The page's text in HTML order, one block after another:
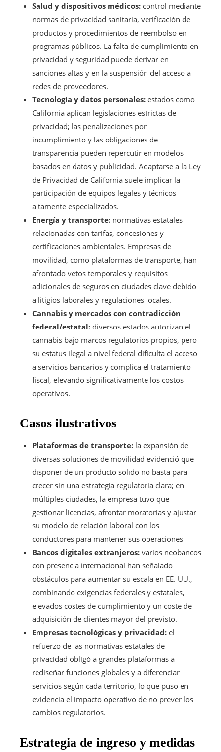
Salud y dispositivos médicos: control mediante
normas de privacidad sanitaria, verificación de
productos y procedimientos de reembolso en
programas públicos. La falta de cumplimiento en
privacidad y seguridad puede derivar en
sanciones altas y en la suspensión del acceso a
redes de proveedores.
Tecnología y datos personales: estados como
California aplican legislaciones estrictas de
privacidad; las penalizaciones por
incumplimiento y las obligaciones de
transparencia pueden repercutir en modelos
basados en datos y publicidad. Adaptarse a la Ley
de Privacidad de California suele implicar la
participación de equipos legales y técnicos
altamente especializados.
Energía y transporte: normativas estatales
relacionadas con tarifas, concesiones y
certificaciones ambientales. Empresas de
movilidad, como plataformas de transporte, han
afrontado vetos temporales y requisitos
adicionales de seguros en ciudades clave debido
a litigios laborales y regulaciones locales.
Cannabis y mercados con contradicción
federal/estatal: diversos estados autorizan el
cannabis bajo marcos regulatorios propios, pero
su estatus ilegal a nivel federal dificulta el acceso
a servicios bancarios y complica el tratamiento
fiscal, elevando significativamente los costos
operativos.
Casos ilustrativos
Plataformas de transporte: la expansión de
diversas soluciones de movilidad evidenció que
disponer de un producto sólido no basta para
crecer sin una estrategia regulatoria clara; en
múltiples ciudades, la empresa tuvo que
gestionar licencias, afrontar moratorias y ajustar
su modelo de relación laboral con los
conductores para mantener sus operaciones.
Bancos digitales extranjeros: varios neobancos
con presencia internacional han señalado
obstáculos para aumentar su escala en EE. UU.,
combinando exigencias federales y estatales,
elevados costes de cumplimiento y un coste de
adquisición de clientes mayor del previsto.
Empresas tecnológicas y privacidad: el
refuerzo de las normativas estatales de
privacidad obligó a grandes plataformas a
rediseñar funciones globales y a diferenciar
servicios según cada territorio, lo que puso en
evidencia el impacto operativo de no prever los
cambios regulatorios.
Estrategia de ingreso y medidas